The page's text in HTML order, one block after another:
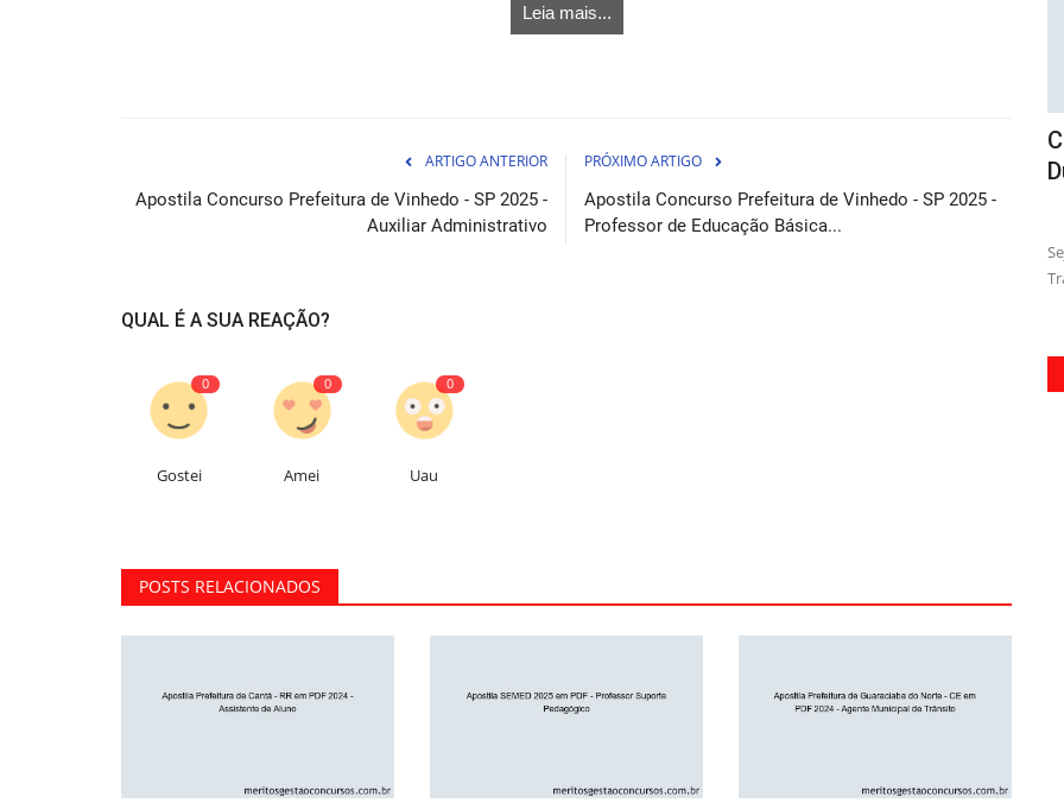
Leia mais...
ARTIGO ANTERIOR
Apostila Concurso Prefeitura de Vinhedo - SP 2025 -
Auxiliar Administrativo
PRÓXIMO ARTIGO
Apostila Concurso Prefeitura de Vinhedo - SP 2025 -
Professor de Educação Básica...
QUAL É A SUA REAÇÃO?
0
Gostei
0
Amei
0
Uau
POSTS RELACIONADOS
Abaetetuba PA 2026 - Auxiliar...
07 de Agosto de 2026
A Apostila Prefeitura de Abaetetuba PA 2026 é o material
Dutos Júnior